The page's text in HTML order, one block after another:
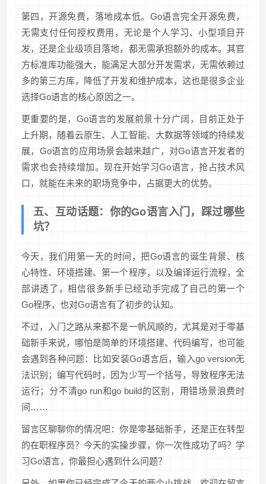
第四，开源免费，落地成本低。Go语言完全开源免费，
无需支付任何授权费用，无论是个人学习、小型项目开
发，还是企业级项目落地，都无需承担额外的成本。其官
方标准库功能强大，能满足大部分开发需求，无需依赖过
多的第三方库，降低了开发和维护成本，这也是很多企业
选择Go语言的核心原因之一。
更重要的是，Go语言的发展前景十分广阔，目前正处于
上升期，随着云原生、人工智能、大数据等领域的持续发
展，Go语言的应用场景会越来越广，对Go语言开发者的
需求也会持续增加。现在开始学习Go语言，抢占技术风
口，就能在未来的职场竞争中，占据更大的优势。
五、互动话题：你的Go语言入门，踩过哪些
坑？
今天，我们用第一天的时间，把Go语言的诞生背景、核
心特性、环境搭建、第一个程序，以及编译运行流程，全
部讲透了，相信很多新手已经动手完成了自己的第一个
Go程序，也对Go语言有了初步的认知。
不过，入门之路从来都不是一帆风顺的，尤其是对于零基
础新手来说，哪怕是简单的环境搭建、代码编写，也可能
会遇到各种问题：比如安装Go语言后，输入go version无
法识别；编写代码时，因为少写一个括号，导致程序无法
运行；分不清go run和go build的区别，用错场景浪费时
间……
留言区聊聊你的情况吧：你是零基础新手，还是正在转型
的在职程序员？今天的实操步骤，你一次性成功了吗？学
习Go语言，你最担心遇到什么问题？